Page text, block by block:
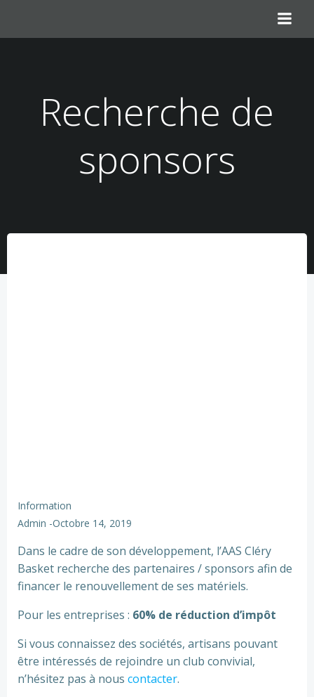
contenu
Recherche de
sponsors
Information
Admin -Octobre 14, 2019
Dans le cadre de son développement, l’AAS Cléry
Basket recherche des partenaires / sponsors afin de
financer le renouvellement de ses matériels.
Pour les entreprises : 60% de réduction d’impôt
Si vous connaissez des sociétés, artisans pouvant
être intéressés de rejoindre un club convivial,
n’hésitez pas à nous contacter.